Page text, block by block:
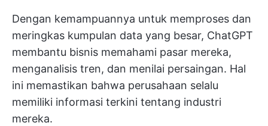
Dengan kemampuannya untuk memproses dan
meringkas kumpulan data yang besar, ChatGPT
membantu bisnis memahami pasar mereka,
menganalisis tren, dan menilai persaingan. Hal
ini memastikan bahwa perusahaan selalu
memiliki informasi terkini tentang industri
mereka.